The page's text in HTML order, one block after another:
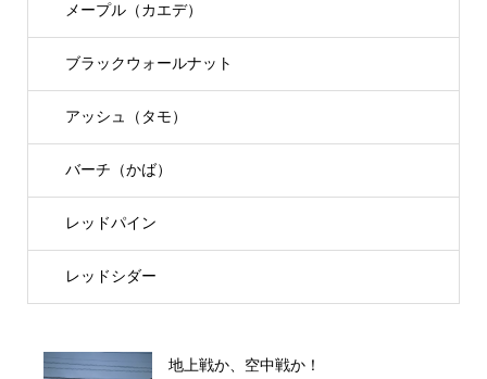
メープル（カエデ）
ブラックウォールナット
アッシュ（タモ）
バーチ（かば）
レッドパイン
レッドシダー
地上戦か、空中戦か！